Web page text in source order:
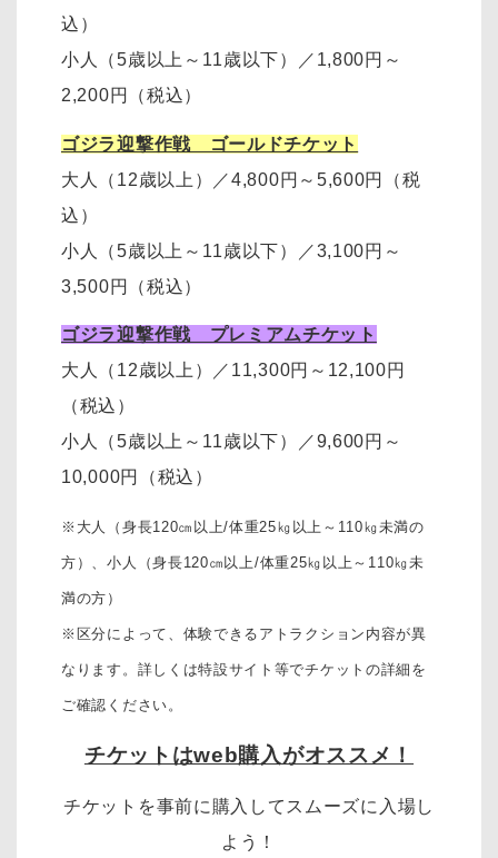
込）
小人（5歳以上～11歳以下）
／ 1,800円～
2,200円
（税込）
ゴジラ迎撃作戦 ゴールドチケット
大人（12歳以上）
／4,800円～5,600円（税
込）
小人（5歳以上～11歳以下）
／3,100円～
3,500円
（税込）
ゴジラ迎撃作戦 プレミアムチケット
大人（12歳以上）
／11,300円～12,100円
（税込）
小人（5歳以上～11歳以下）
／9,600円～
10,000円
（税込）
※大人（身長120㎝以上/体重25㎏以上～110㎏未満の
方）、小人（身長120㎝以上/体重25㎏以上～110㎏未
満の方）
※区分によって、体験できるアトラクション内容が異
なります。詳しくは特設サイト等でチケットの詳細を
ご確認ください。
チケットはweb購入がオススメ！
チケットを事前に購入してスムーズに入場し
よう！